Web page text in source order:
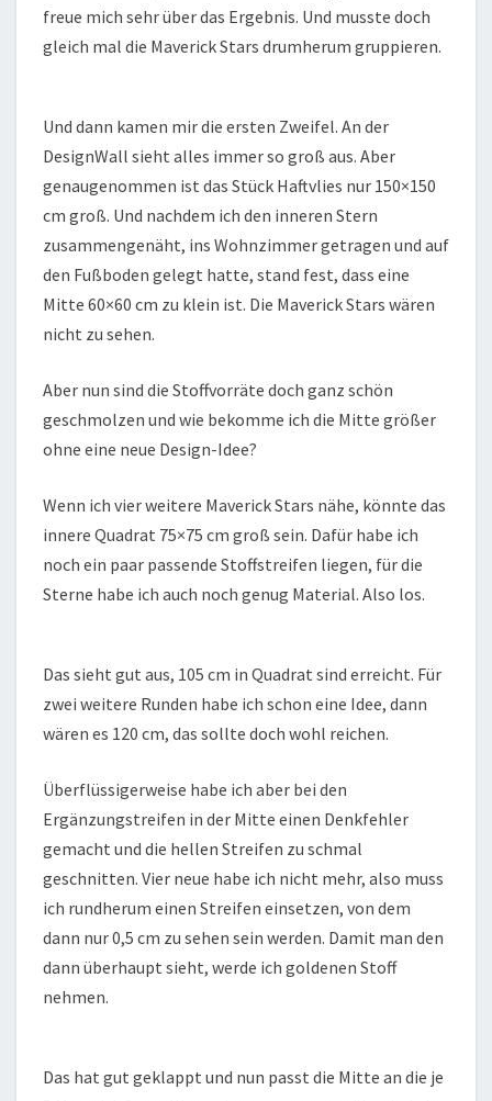
freue mich sehr über das Ergebnis. Und musste doch
gleich mal die Maverick Stars drumherum gruppieren.
Und dann kamen mir die ersten Zweifel. An der
DesignWall sieht alles immer so groß aus. Aber
genaugenommen ist das Stück Haftvlies nur 150×150
cm groß. Und nachdem ich den inneren Stern
zusammengenäht, ins Wohnzimmer getragen und auf
den Fußboden gelegt hatte, stand fest, dass eine
Mitte 60×60 cm zu klein ist. Die Maverick Stars wären
nicht zu sehen.
Aber nun sind die Stoffvorräte doch ganz schön
geschmolzen und wie bekomme ich die Mitte größer
ohne eine neue Design-Idee?
Wenn ich vier weitere Maverick Stars nähe, könnte das
innere Quadrat 75×75 cm groß sein. Dafür habe ich
noch ein paar passende Stoffstreifen liegen, für die
Sterne habe ich auch noch genug Material. Also los.
Das sieht gut aus, 105 cm in Quadrat sind erreicht. Für
zwei weitere Runden habe ich schon eine Idee, dann
wären es 120 cm, das sollte doch wohl reichen.
Überflüssigerweise habe ich aber bei den
Ergänzungstreifen in der Mitte einen Denkfehler
gemacht und die hellen Streifen zu schmal
geschnitten. Vier neue habe ich nicht mehr, also muss
ich rundherum einen Streifen einsetzen, von dem
dann nur 0,5 cm zu sehen sein werden. Damit man den
dann überhaupt sieht, werde ich goldenen Stoff
nehmen.
Das hat gut geklappt und nun passt die Mitte an die je